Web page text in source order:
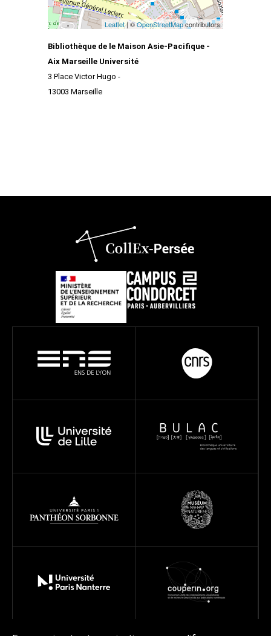
Leaflet| ©OpenStreetMapcontributors
Bibliothèque de le Maison Asie-Pacifique -
Aix Marseille Université
3 Place Victor Hugo -
13003 Marseille